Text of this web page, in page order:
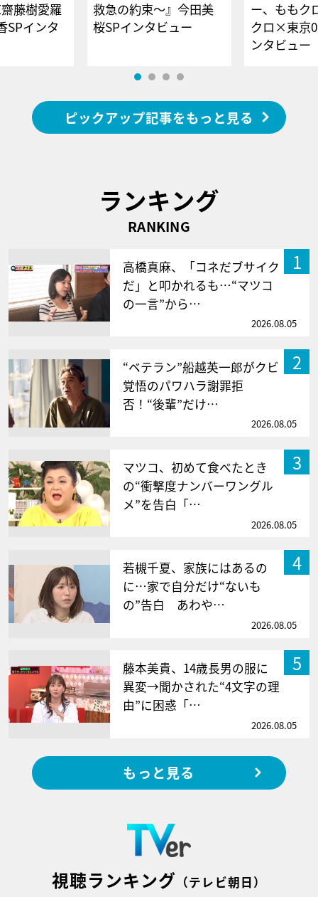
藤樹愛羅
SPインタ
救急の約束～』今田美
桜SPインタビュー
ー、ももク
クロ×東京
ンタビュー
ピックアップ記事をもっと見る
ランキング
RANKING
1
高橋真麻、「コネだブサイク
だ」と叩かれるも…“マツコ
の一言”から…
2026.08.05
2
“ベテラン”船越英一郎がクビ
覚悟のパワハラ謝罪拒
否！“後輩”だけ…
2026.08.05
3
マツコ、初めて食べたとき
の“衝撃度ナンバーワングル
メ”を告白「…
2026.08.05
4
若槻千夏、家族にはあるの
に…家で自分だけ“ないも
の”告白 あわや…
2026.08.05
5
藤本美貴、14歳長男の服に
異変→聞かされた“4文字の理
由”に困惑「…
2026.08.05
もっと見る
視聴ランキング （テレビ朝日）